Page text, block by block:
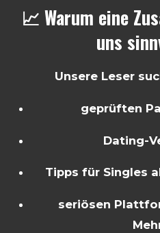
📈 Warum eine
uns
Unsere Leser
geprüften
Dating-
Tipps für Singles
seriösen